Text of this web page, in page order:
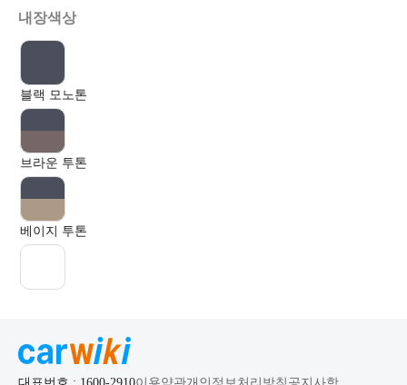
내장색상
블랙 모노톤
브라운 투톤
베이지 투톤